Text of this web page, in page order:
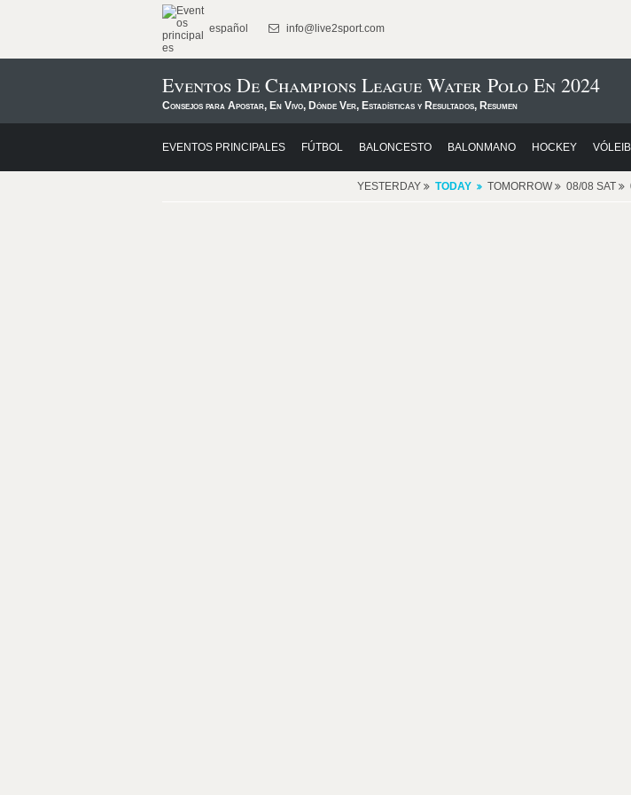
español info@live2sport.com
Eventos De Champions League Water Polo En 2024
Consejos para Apostar, En Vivo, Dónde Ver, Estadísticas y Resultados, Resumen
EVENTOS PRINCIPALES FÚTBOL BALONCESTO BALONMANO HOCKEY
YESTERDAY TODAY TOMORROW 08/08 SAT